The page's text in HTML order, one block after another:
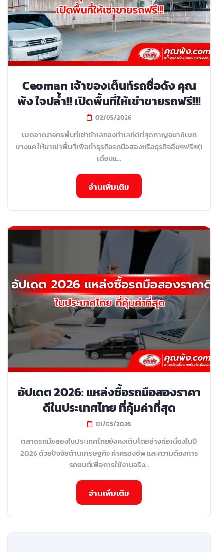
Ceoman เจ้าของเต็นท์รถชื่อดัง คุณ
พ้ง ใจปล้ำ!! เปิดพื้นที่ให้เช่าขายรถฟรี!!!
02/05/2026
เปิดอาณาจักรพื้นที่เช่าทำเลทองทำเลที่ดีที่สุดกาญจนาภิเษก
บางแค ให้มาเช่าพื้นที่เพื่อทำธุรกิจรถมือสองหรือธุรกิจอื่นๆฟรี!!!(1
เดือนแ...
อ่านเพิ่มเติม
อัปเดต 2026: แหล่งซื้อรถมือสองราคา
ดีในประเทศไทย ที่คุ้มค่าที่สุด
01/05/2026
ตลาดรถมือสองในประเทศไทยยังคงเติบโตอย่างต่อเนื่องในปี
2026 ด้วยปัจจัยด้านเศรษฐกิจ ค่าครองชีพ และความต้องการ
รถยนต์เพื่อการใช้งานจริง...
อ่านเพิ่มเติม